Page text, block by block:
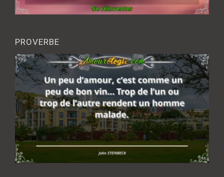
PROVERBE